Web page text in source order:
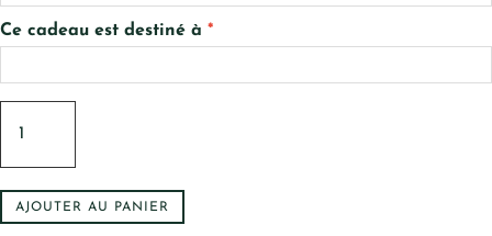
Ce cadeau est destiné à *
Offrir
cadeau
AJOUTER AU PANIER